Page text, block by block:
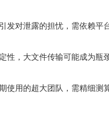
发对泄露的担忧，需依赖平
性，大文件传输可能成为瓶
使用的超大团队，需精细测